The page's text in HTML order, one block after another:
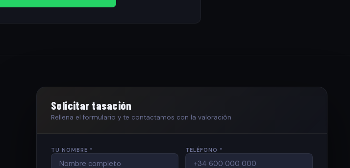
Solicitar tasación
Rellena el formulario y te contactamos con la valoración
TU NOMBRE * TELÉFONO *